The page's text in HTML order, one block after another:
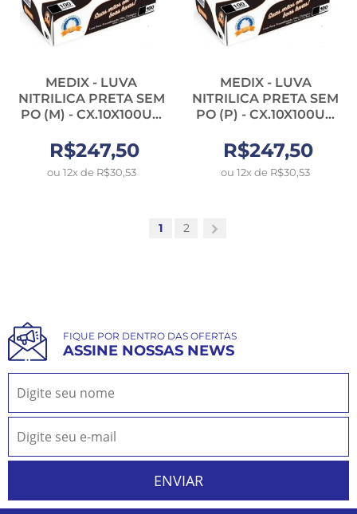
MEDIX - LUVA
NITRILICA PRETA SEM
PO (M) - CX.10X100UN
R$247,50
ou 12x de R$30,53
MEDIX - LUVA
NITRILICA PRETA SEM
PO (P) - CX.10X100UN
R$247,50
ou 12x de R$30,53
1 2
FIQUE POR DENTRO DAS OFERTAS
ASSINE NOSSAS NEWS